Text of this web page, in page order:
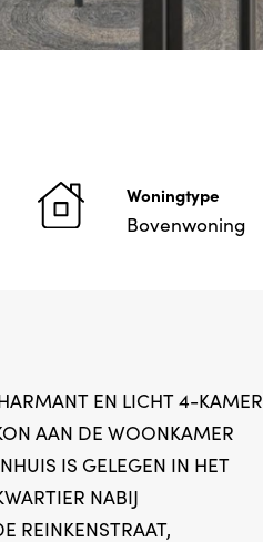
Woningtype
Bovenwoning
EN LICHT 4-KAMER
AAN DE WOONKAMER
IS GELEGEN IN HET
NABIJ
REINKENSTRAAT,